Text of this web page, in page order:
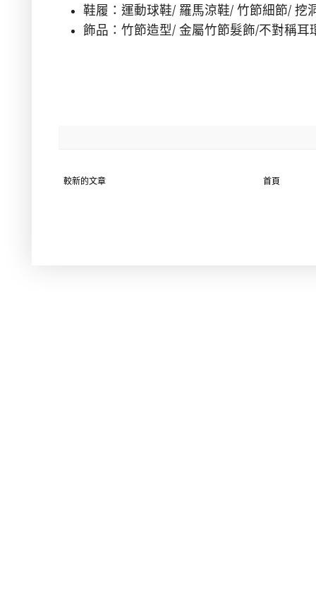
鞋履：運動球鞋/ 羅馬涼鞋/ 竹節細節/ 挖
飾品：竹節造型/ 金屬竹節髮飾/不對稱耳
較新的文章 首頁